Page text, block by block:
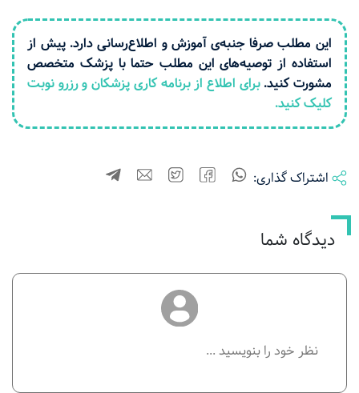
این مطلب صرفا جنبه‌ی آموزش و اطلاع‌رسانی دارد. پیش از
استفاده از توصیه‌های این مطلب حتما با پزشک متخصص
مشورت کنید.برای اطلاع از برنامه کاری پزشکان و رزرو نوبت
کلیک کنید.
اشتراک گذاری:
دیدگاه شما